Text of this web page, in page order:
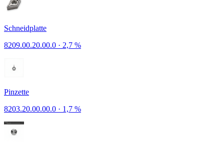
Schneidplatte
8209.00.20.00.0 · 2,7 %
Pinzette
8203.20.00.00.0 · 1,7 %